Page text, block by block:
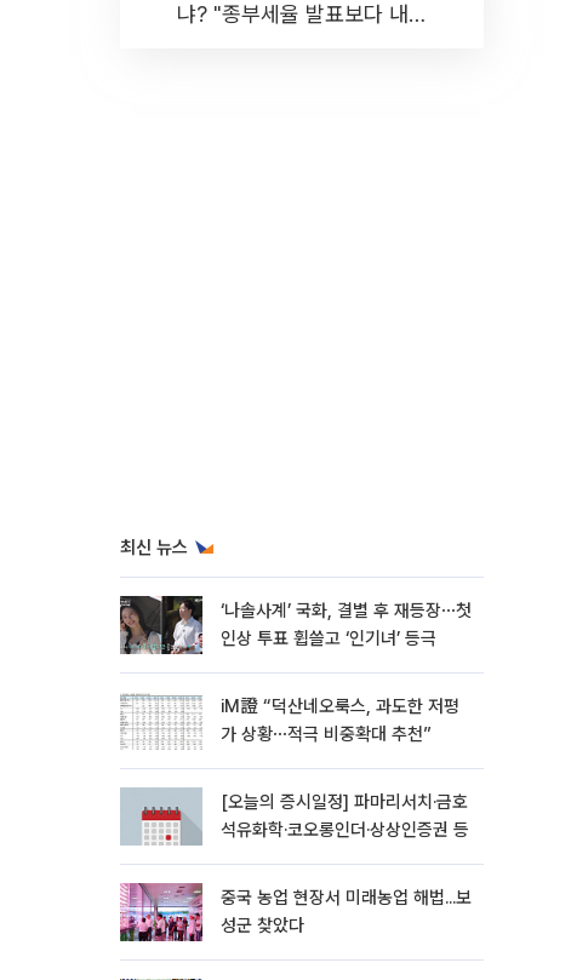
냐? "종부세율 발표보다 내릴
최신 뉴스
‘나솔사계’ 국화, 결별 후 재등장⋯첫
인상 투표 휩쓸고 ‘인기녀’ 등극
iM證 “덕산네오룩스, 과도한 저평
가 상황⋯적극 비중확대 추천”
[오늘의 증시일정] 파마리서치·금호
석유화학·코오롱인더·상상인증권 등
중국 농업 현장서 미래농업 해법...보
성군 찾았다